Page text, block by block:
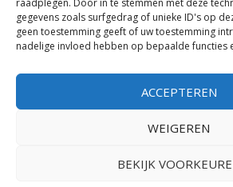
raadplegen. Door in te stemmen met deze
gegevens zoals surfgedrag of unieke ID's op
geen toestemming geeft of uw toestemming
nadelige invloed hebben op bepaalde functies
ACCEPTEREN
WEIGEREN
BEKIJK
Elegant Themes|